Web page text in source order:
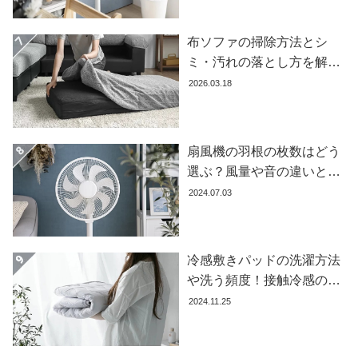
コ
ー
ィ
ー
ト
か
ら
す
ョ
ッ
ピ
ン
布ソファの掃除方法とシ
ミ・汚れの落とし方を解説
【自分でできる】
2026.03.18
扇風機の羽根の枚数はどう
選ぶ？風量や音の違いとお
すすめ商品7選
2024.07.03
冷感敷きパッドの洗濯方法
や洗う頻度！接触冷感の効
果を下げないお手入れ方法
2024.11.25